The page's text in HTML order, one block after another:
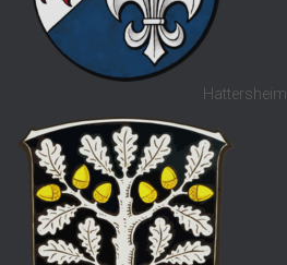
Hattersheim